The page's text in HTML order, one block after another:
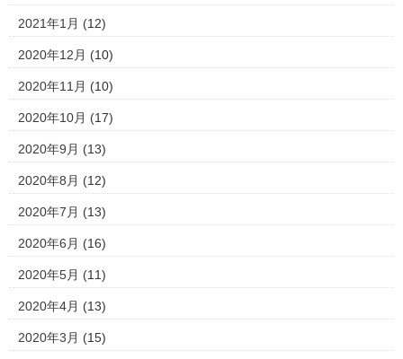
2021年1月 (12)
2020年12月 (10)
2020年11月 (10)
2020年10月 (17)
2020年9月 (13)
2020年8月 (12)
2020年7月 (13)
2020年6月 (16)
2020年5月 (11)
2020年4月 (13)
2020年3月 (15)